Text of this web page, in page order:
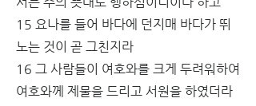
15 요나를 들어 바다에 던지매 바다가 뛰
노는 것이 곧 그친지라
16 그 사람들이 여호와를 크게 두려워하여
여호와께 제물을 드리고 서원을 하였더라